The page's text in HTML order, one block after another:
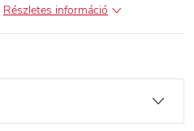
Részletes információ